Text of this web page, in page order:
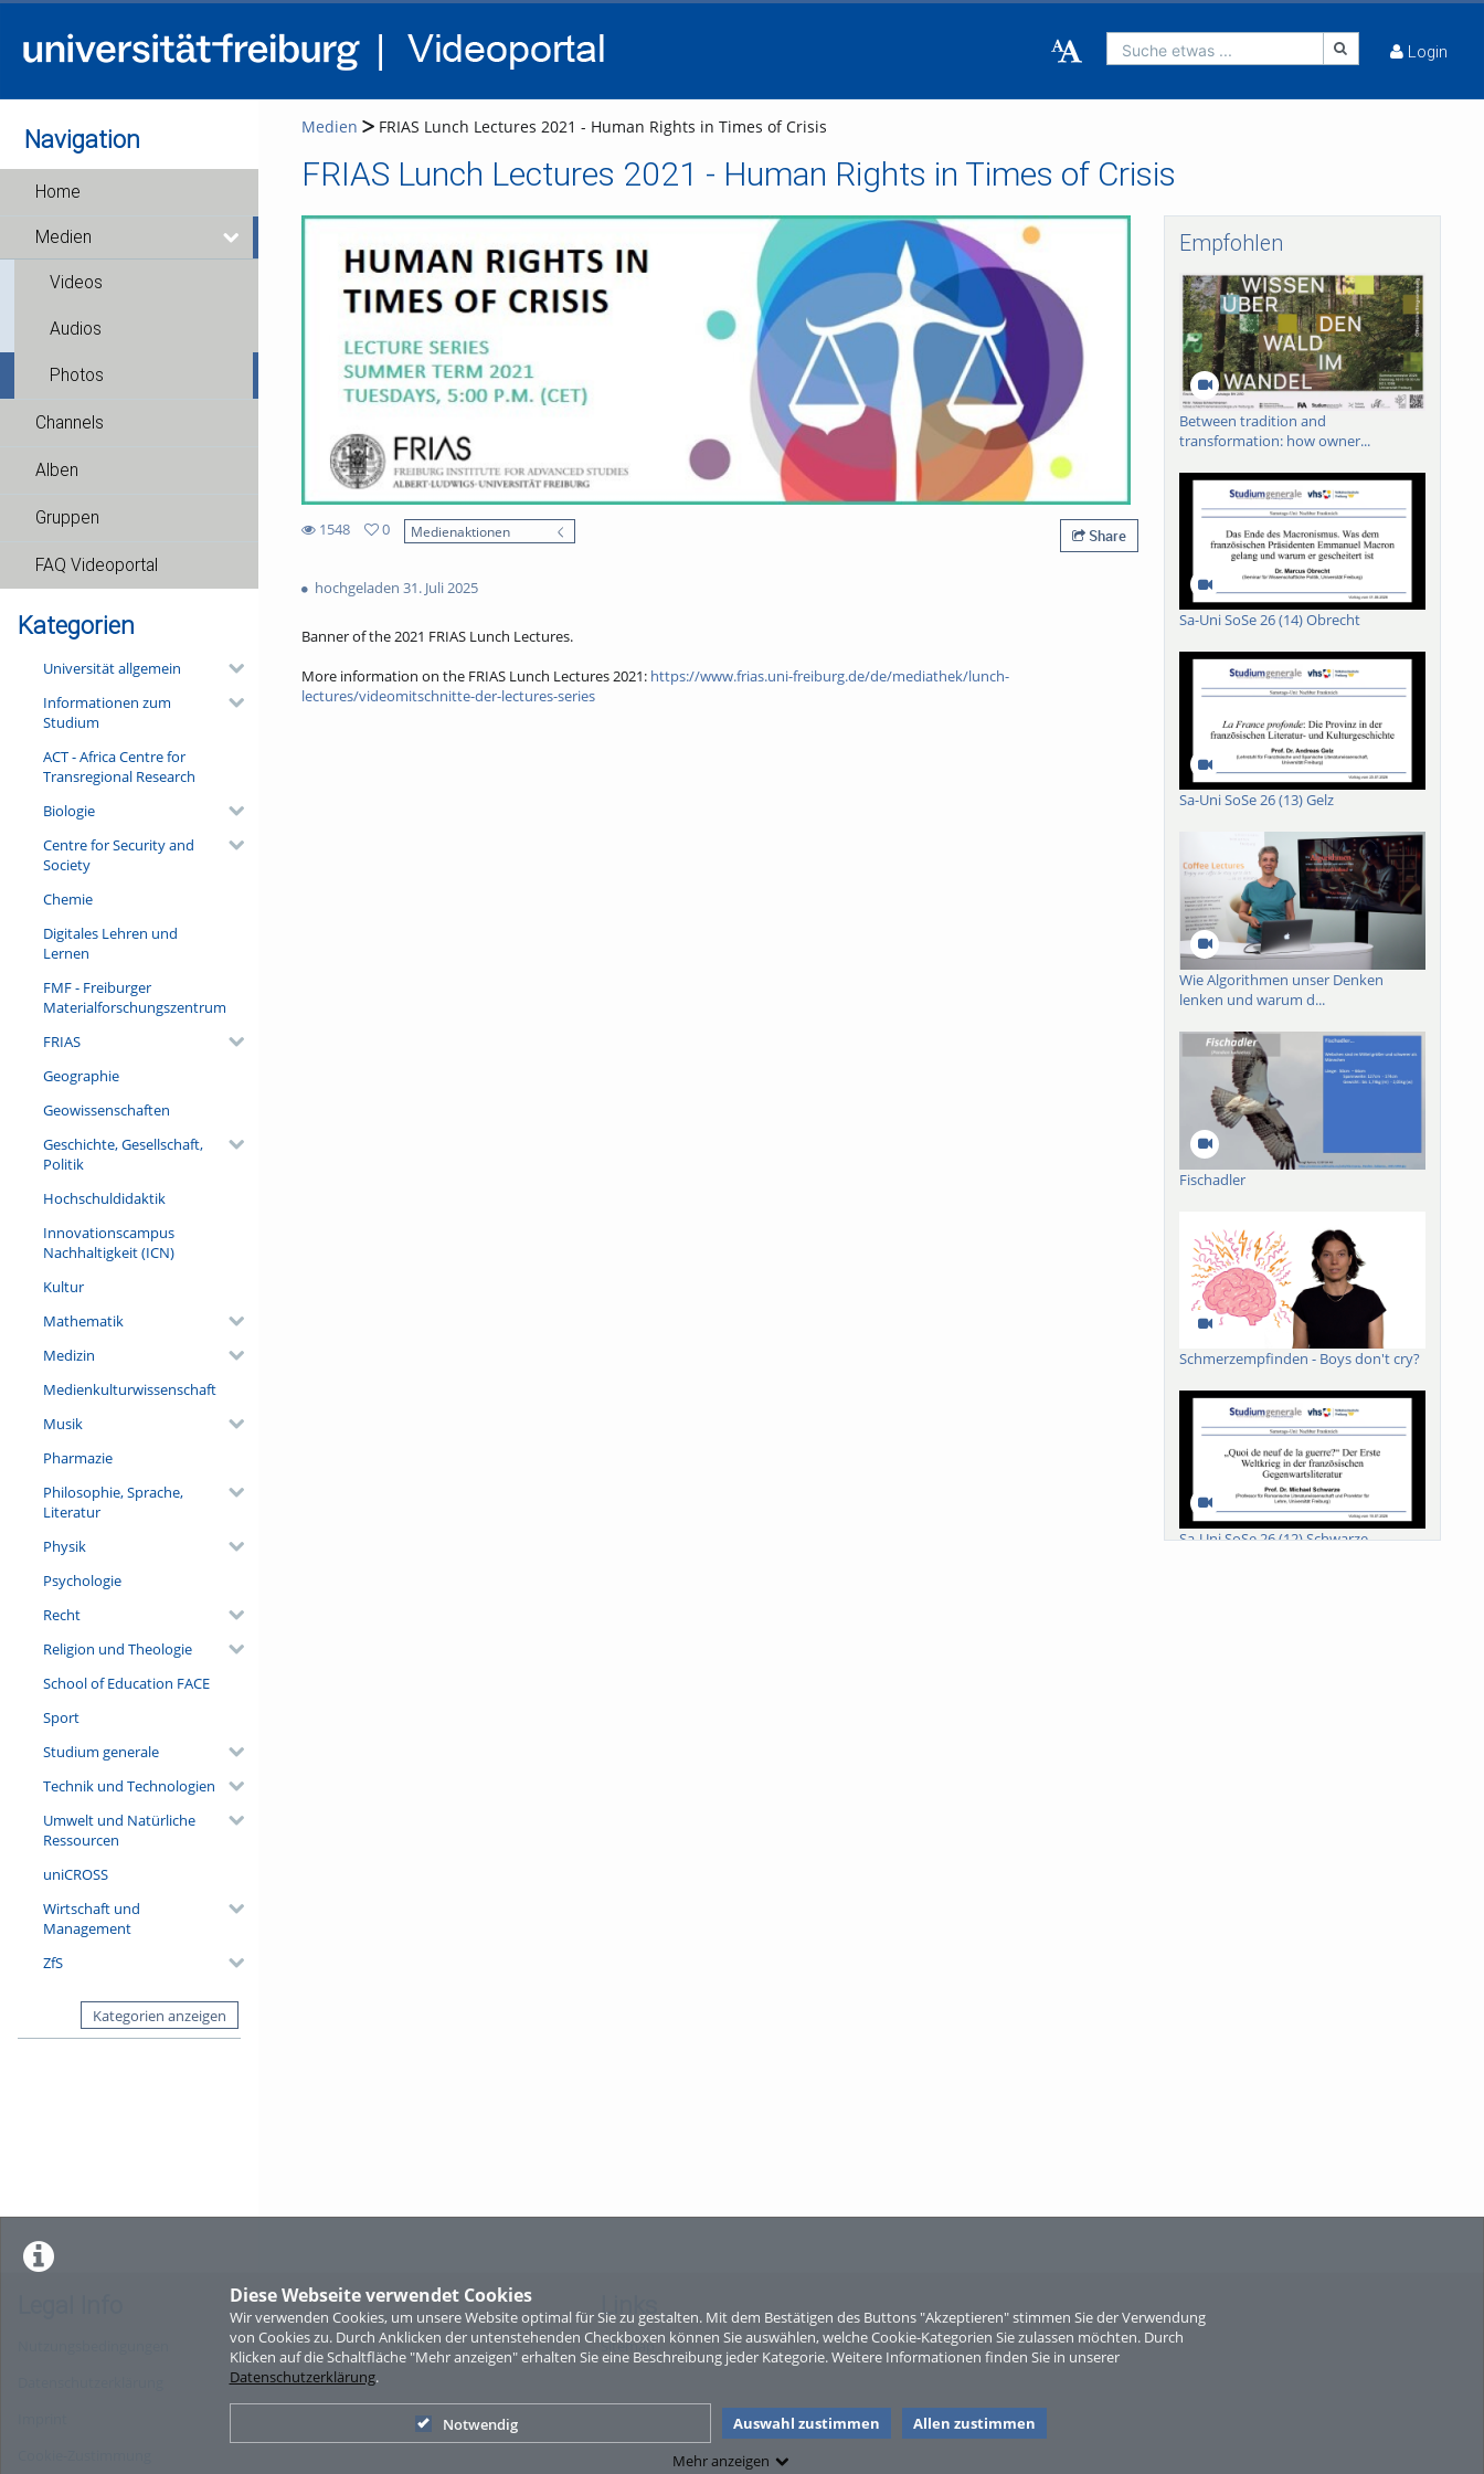
Diese Webseite verwendet Cookies
Wir verwenden Cookies, um unsere Website optimal für Sie zu gestalten. Mit dem Bestätigen des Buttons "Akzeptieren" stimmen Sie der Verwendung
von Cookies zu. Durch Anklicken der untenstehenden Checkboxen können Sie auswählen, welche Cookie-Kategorien Sie zulassen möchten. Durch
Klicken auf die Schaltfläche "Mehr anzeigen" erhalten Sie eine Beschreibung jeder Kategorie. Weitere Informationen finden Sie in unserer
Datenschutzerklärung.
Notwendig Auswahl zustimmen
Allen zustimmen
Mehr anzeigen
Suche etwas ... Login
Navigation
Home
Medien
Videos
Audios
Photos
Channels
Alben
Gruppen
FAQ Videoportal
Kategorien
Universität allgemein
Informationen zum
Studium
ACT - Africa Centre for
Transregional Research
Biologie
Centre for Security and
Society
Chemie
Digitales Lehren und
Lernen
FMF - Freiburger
Materialforschungszentrum
FRIAS
Geographie
Geowissenschaften
Geschichte, Gesellschaft,
Politik
Hochschuldidaktik
Innovationscampus
Nachhaltigkeit (ICN)
Kultur
Mathematik
Medizin
Medienkulturwissenschaft
Musik
Pharmazie
Philosophie, Sprache,
Literatur
Physik
Psychologie
Recht
Religion und Theologie
School of Education FACE
Sport
Studium generale
Technik und Technologien
Umwelt und Natürliche
Ressourcen
uniCROSS
Wirtschaft und
Management
ZfS
Kategorien anzeigen
Medien FRIAS Lunch Lectures 2021 - Human Rights in Times of Crisis
FRIAS Lunch Lectures 2021 - Human Rights in Times of Crisis
1548
views
0
Medienaktionen Share
hochgeladen 31. Juli 2025
Banner of the 2021 FRIAS Lunch Lectures.
More information on the FRIAS Lunch Lectures 2021: https://www.frias.uni-freiburg.de/de/mediathek/lunch-
lectures/videomitschnitte-der-lectures-series
Empfohlen
Between tradition and
transformation: how owner...
Sa-Uni SoSe 26 (14) Obrecht
Sa-Uni SoSe 26 (13) Gelz
Wie Algorithmen unser Denken
lenken und warum d...
Fischadler
Schmerzempfinden - Boys don't cry?
Sa-Uni SoSe 26 (12) Schwarze
Sperber
Links
Sitemap